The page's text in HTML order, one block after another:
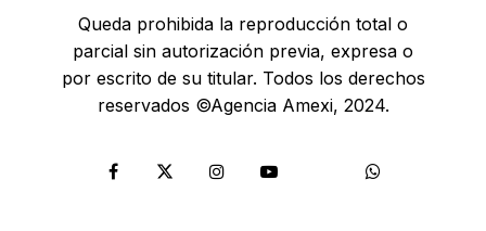
Queda prohibida la reproducción total o
parcial sin autorización previa, expresa o
por escrito de su titular. Todos los derechos
reservados ©Agencia Amexi, 2024.